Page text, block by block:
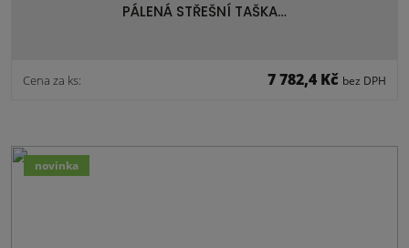
PÁLENÁ STŘEŠNÍ TAŠKA…
Cena za ks: 7 782,4 Kč bez DPH
novinka